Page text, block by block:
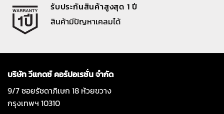
รับประกันสินค้าสูงสุด 1 ปี
สินค้ามีปัญหาเคลมได้
บริษัท วีแกดซ์ คอร์ปอเรชั่น จำกัด
9/7 ซอยรัชดาภิเษก 18 ห้วยขวาง
กรุงเทพฯ 10310